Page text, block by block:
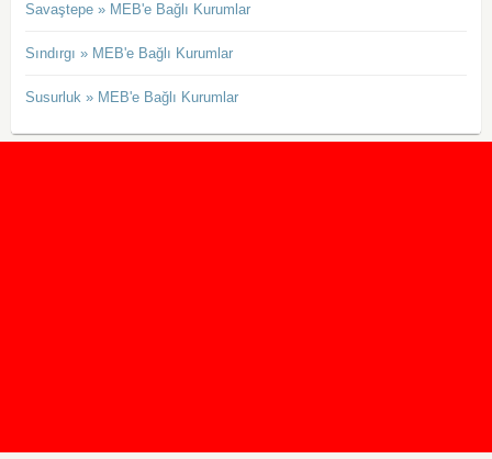
Savaştepe » MEB'e Bağlı Kurumlar
Sındırgı » MEB'e Bağlı Kurumlar
Susurluk » MEB'e Bağlı Kurumlar